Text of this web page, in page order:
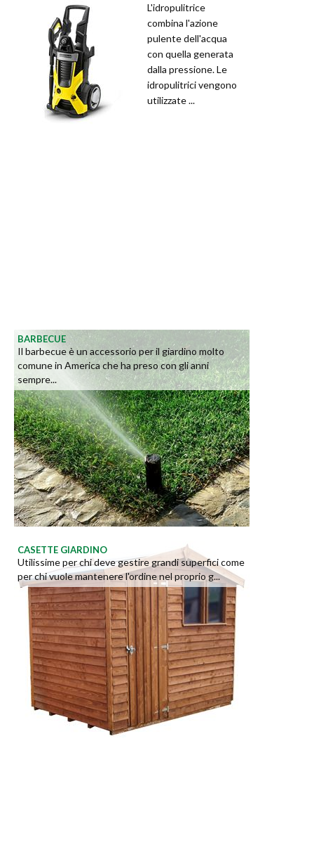
L'idropulitrice
combina l'azione
pulente dell'acqua
con quella generata
dalla pressione. Le
idropulitrici vengono
utilizzate ...
BARBECUE
Il barbecue è un accessorio per il giardino molto
comune in America che ha preso con gli anni
sempre...
CASETTE GIARDINO
Utilissime per chi deve gestire grandi superfici come
per chi vuole mantenere l'ordine nel proprio g...